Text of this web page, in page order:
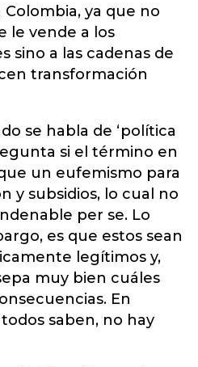
ya que no
le vende a los
sino a las cadenas de
transformación
se habla de ‘política
si el término en
un eufemismo para
y subsidios, lo cual no
per se. Lo
es que estos sean
legítimos y,
muy bien cuáles
En
saben, no hay